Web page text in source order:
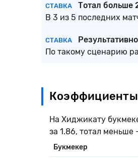
СТАВКА
Тотал больше
В 3 из 5 последних
СТАВКА
По такому сценарию
Коэффициенты
На Хиджикату
за 1.86, тотал меньше
Букмекер